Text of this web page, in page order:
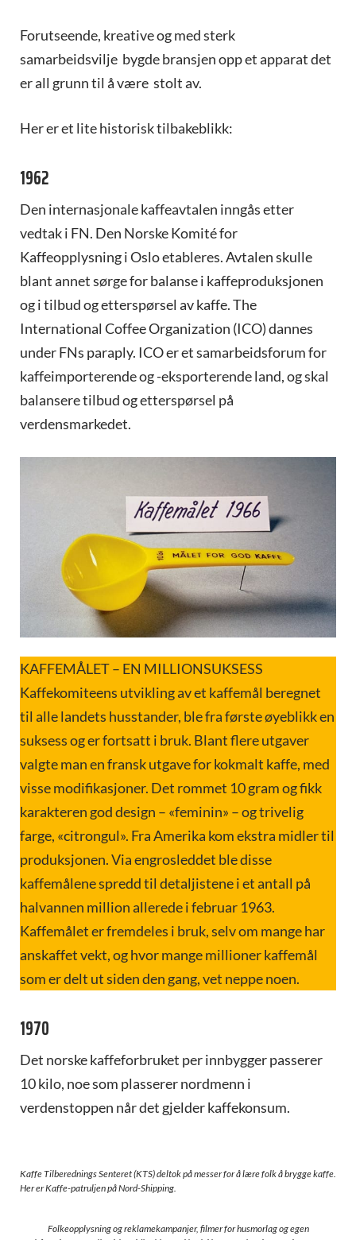
Forutseende, kreative og med sterk
samarbeidsvilje bygde bransjen opp et apparat det
er all grunn til å være stolt av.
Her er et lite historisk tilbakeblikk:
1962
Den internasjonale kaffeavtalen inngås etter
vedtak i FN. Den Norske Komité for
Kaffeopplysning i Oslo etableres. Avtalen skulle
blant annet sørge for balanse i kaffeproduksjonen
og i tilbud og etterspørsel av kaffe. The
International Coffee Organization (ICO) dannes
under FNs paraply. ICO er et samarbeidsforum for
kaffeimporterende og -eksporterende land, og skal
balansere tilbud og etterspørsel på
verdensmarkedet.
KAFFEMÅLET – EN MILLIONSUKSESS
Kaffekomiteens utvikling av et kaffemål beregnet
til alle landets husstander, ble fra første øyeblikk en
suksess og er fortsatt i bruk. Blant flere utgaver
valgte man en fransk utgave for kokmalt kaffe, med
visse modifikasjoner. Det rommet 10 gram og fikk
karakteren god design – «feminin» – og trivelig
farge, «citrongul». Fra Amerika kom ekstra midler til
produksjonen. Via engrosleddet ble disse
kaffemålene spredd til detaljistene i et antall på
halvannen million allerede i februar 1963.
Kaffemålet er fremdeles i bruk, selv om mange har
anskaffet vekt, og hvor mange millioner kaffemål
som er delt ut siden den gang, vet neppe noen.
1970
Det norske kaffeforbruket per innbygger passerer
10 kilo, noe som plasserer nordmenn i
verdenstoppen når det gjelder kaffekonsum.
Kaffe Tilberednings Senteret (KTS) deltok på messer for å lære folk å brygge kaffe.
Her er Kaffe-patruljen på Nord-Shipping.
Folkeopplysning og reklamekampanjer, filmer for husmorlag og egen